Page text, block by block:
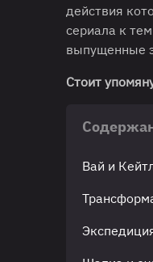
действия
сериала к
выпущенные
Стоит
Вай и